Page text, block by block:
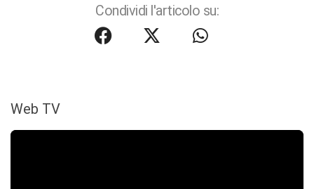
Condividi l'articolo su:
Web TV